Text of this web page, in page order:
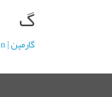
گ
گارمین | Garmin